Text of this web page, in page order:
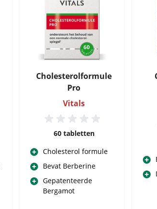
Cholesterolformule
Pro
Vitals
60 tabletten
Cholesterol formule
Bevat Berberine
Gepatenteerde
Bergamot